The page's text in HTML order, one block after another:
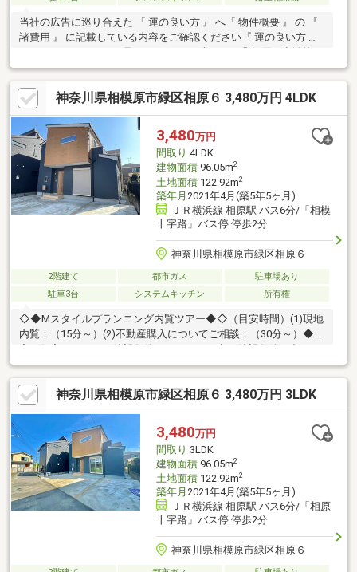
当社の広告に巡り合えた 『 運の良い方 』 へ『 物件概要 』 の 『
諸費用 』 に記載している内容をご確認ください『 運の良い方 』
」 徒歩 13 分■「 相原 中学校 」 徒歩 23 分■築浅戸建■駐車場
並列3台■都市ガス■太陽光発電 付き
神奈川県相模原市緑区相原６ 3,480万円 4LDK
3,480万円
間取り 4LDK
建物面積96.05m2
土地面積122.92m2
築年月 2021年4月(築5年5ヶ月)
ＪＲ横浜線 相原駅 バス6分/「相模
十字路」バス停 停歩2分
神奈川県相模原市緑区相原６
2階建て 都市ガス
駐車場あり
駐車3台
システムキッチン 所有権
◇◆Mスタイルプランニング内覧ツアー◆◇（目安時間）(1)現地
内覧：（15分～）(2)不動産購入についてご相談：（30分～）◆内
物件情報の閲覧サポート～【お客様のマイホームってどんなイメ
ージ？】～◆広いリビングで楽しい食事！◆毎月支払う費用はど
のくらいになるの。◆不動産の購入は不安があって色々心配。不
動産購入は夢もあるけど、悩みや不安もありますね。少しでもお
客様に寄り添える、頼って良かったと思えるそんな営業でいいご
提案ができたらと思っています。是非、お気軽にお立ち寄りくだ
さい。
神奈川県相模原市緑区相原６ 3,480万円 3LDK
3,480万円
間取り 3LDK
建物面積96.05m2
土地面積122.92m2
築年月 2021年4月(築5年5ヶ月)
ＪＲ横浜線 相原駅 バス6分/「相原
十字路」バス停 停歩2分
神奈川県相模原市緑区相原６